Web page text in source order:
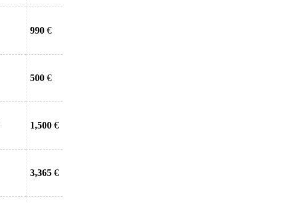
990 €
500 €
1,500 €
3,365 €